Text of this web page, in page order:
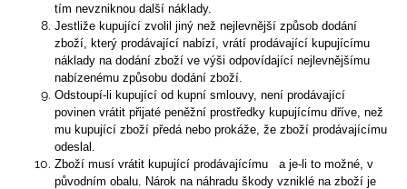
tím nevzniknou další náklady.
Jestliže kupující zvolil jiný než nejlevnější způsob dodání
zboží, který prodávající nabízí, vrátí prodávající kupujícímu
náklady na dodání zboží ve výši odpovídající nejlevnějšímu
nabízenému způsobu dodání zboží.
Odstoupí-li kupující od kupní smlouvy, není prodávající
povinen vrátit přijaté peněžní prostředky kupujícímu dříve, než
mu kupující zboží předá nebo prokáže, že zboží prodávajícímu
odeslal.
Zboží musí vrátit kupující prodávajícímu a je-li to možné, v
původním obalu. Nárok na náhradu škody vzniklé na zboží je